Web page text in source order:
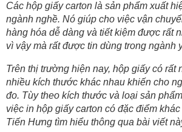
Các hộp giấy carton là sản phẩm xuất
ngành nghề. Nó giúp cho việc vận
hàng hóa dễ dàng và tiết kiệm được rất
vì vậy mà rất được tin dùng trong ngành
Trên thị trường hiện nay, hộp giấy có rất
nhiều kích thước khác nhau khiến cho
đo. Tùy theo kích thước và loại sản
việc in hộp giấy carton có đặc điểm
Tiến Hưng tìm hiểu thông qua bài viết